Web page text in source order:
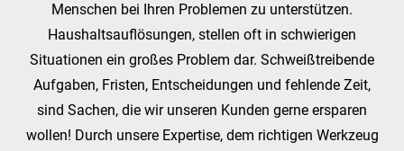
Menschen bei Ihren Problemen zu unterstützen.
Haushaltsauflösungen, stellen oft in schwierigen
Situationen ein großes Problem dar. Schweißtreibende
Aufgaben, Fristen, Entscheidungen und fehlende Zeit,
sind Sachen, die wir unseren Kunden gerne ersparen
wollen! Durch unsere Expertise, dem richtigen Werkzeug